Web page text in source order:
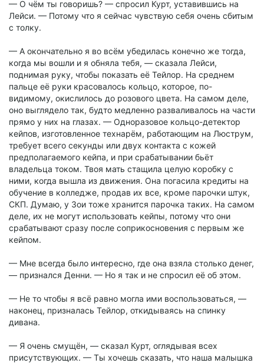
— О чём ты говоришь? — спросил Курт, уставившись на
Лейси. — Потому что я сейчас чувствую себя очень сбитым
с толку.
— А окончательно я во всём убедилась конечно же тогда,
когда мы вошли и я обняла тебя, — сказала Лейси,
поднимая руку, чтобы показать её Тейлор. На среднем
пальце её руки красовалось кольцо, которое, по-
видимому, окислилось до розового цвета. На самом деле,
оно выглядело так, будто медленно разваливалось на части
прямо у них на глазах. — Одноразовое кольцо-детектор
кейпов, изготовленное технарём, работающим на Люструм,
требует всего секунды или двух контакта с кожей
предполагаемого кейпа, и при срабатывании бьёт
владельца током. Твоя мать стащила целую коробку с
ними, когда вышла из движения. Она погасила кредиты на
обучение в колледже, продав их все, кроме парочки штук,
СКП. Думаю, у Зои тоже хранится парочка таких. На самом
деле, их не могут использовать кейпы, потому что они
срабатывают сразу после соприкосновения с первым же
кейпом.
— Мне всегда было интересно, где она взяла столько денег,
— признался Денни. — Но я так и не спросил её об этом.
— Не то чтобы я всё равно могла ими воспользоваться, —
наконец, призналась Тейлор, откидываясь на спинку
дивана.
— Я очень смущён, — сказал Курт, оглядывая всех
присутствующих. — Ты хочешь сказать, что наша малышка